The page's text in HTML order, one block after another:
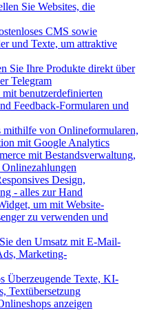
Sie Websites, die
CMS sowie
und Texte, um attraktive
Sie Ihre Produkte direkt über
Telegram
benutzerdefinierten
Feedback-Formularen und
mithilfe von Onlineformularen,
mit Google Analytics
mit Bestandsverwaltung,
Design,
- alles zur Hand
um mit Website-
zu verwenden und
den Umsatz mit E-Mail-
Marketing-
Überzeugende Texte, KI-
Textübersetzung
anzeigen